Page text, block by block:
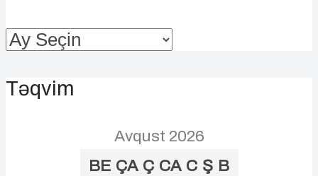
Arxivlər
Təqvim
Avqust 2026
BE ÇA Ç CA C Ş B